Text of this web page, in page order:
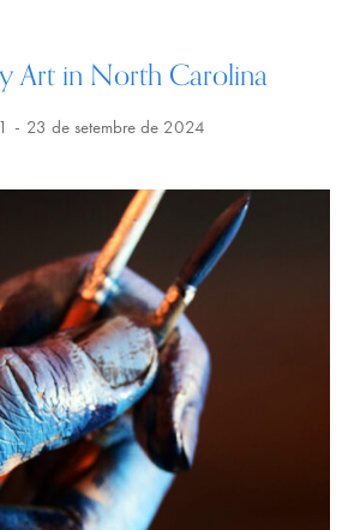
Art in North Carolina
23 de setembre de 2024